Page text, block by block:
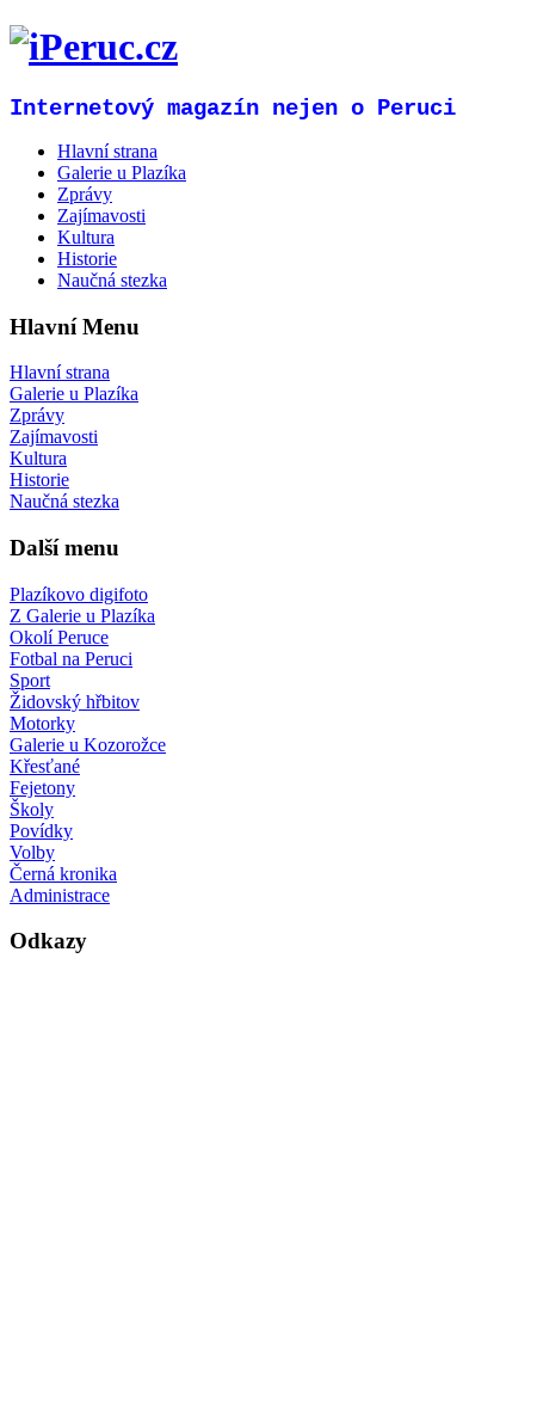
Internetový magazín nejen o Peruci
Hlavní strana
Galerie u Plazíka
Zprávy
Zajímavosti
Kultura
Historie
Naučná stezka
Hlavní Menu
Hlavní strana
Galerie u Plazíka
Zprávy
Zajímavosti
Kultura
Historie
Naučná stezka
Další menu
Plazíkovo digifoto
Z Galerie u Plazíka
Okolí Peruce
Fotbal na Peruci
Sport
Židovský hřbitov
Motorky
Galerie u Kozorožce
Křesťané
Fejetony
Školy
Povídky
Volby
Černá kronika
Administrace
Odkazy